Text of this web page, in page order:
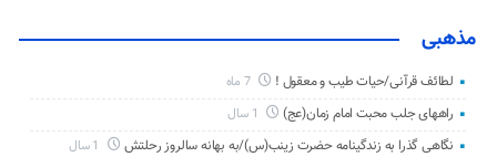
مذهبی
لطائف قرآنی/حیات طیب و معقول ! 7 ماه
راههای جلب محبت امام زمان(عج)
نگاهی گذرا به زندگینامه حضرت زینب(س)/به بهانه سالروز رحلتش